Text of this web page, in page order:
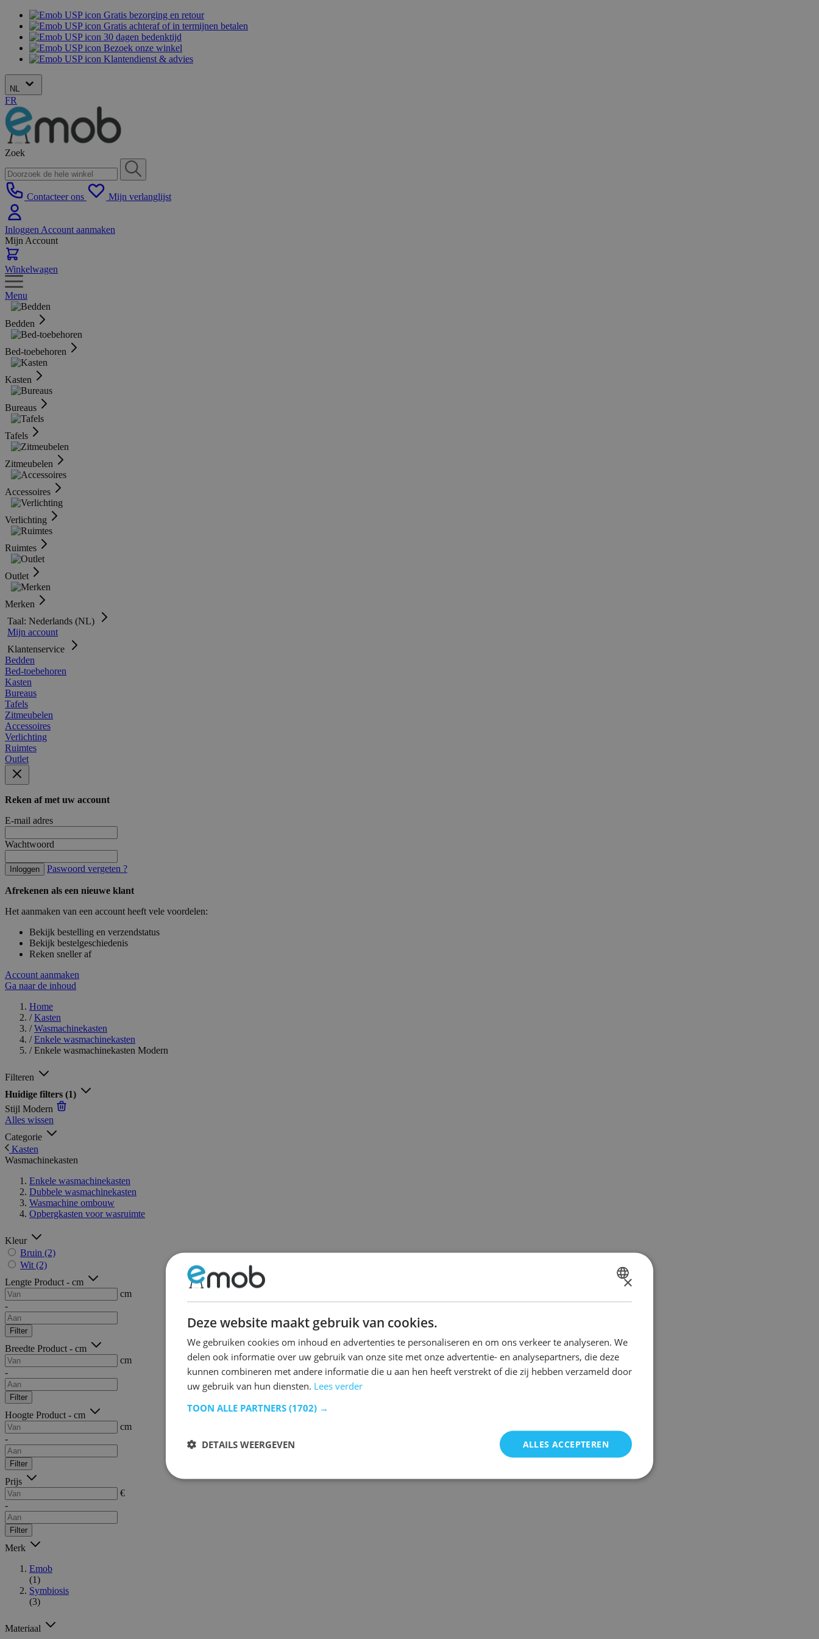
Gratis bezorging en retour
Gratis achteraf of in termijnen betalen
30 dagen bedenktijd
Bezoek onze winkel
Klantendienst & advies
NL
FR
Zoek
Contacteer ons Mijn verlanglijst
Inloggen Account aanmaken
Mijn Account
Winkelwagen
Menu
Bedden
Bed-toebehoren
Kasten
Bureaus
Tafels
Zitmeubelen
Accessoires
Verlichting
Ruimtes
Outlet
Merken
Taal: Nederlands (NL)
Mijn account
Klantenservice
Bedden
Bed-toebehoren
Kasten
Bureaus
Tafels
Zitmeubelen
Accessoires
Verlichting
Ruimtes
Outlet
Reken af met uw account
E-mail adres
Wachtwoord
Inloggen Paswoord vergeten ?
Afrekenen als een nieuwe klant
Het aanmaken van een account heeft vele voordelen:
Bekijk bestelling en verzendstatus
Bekijk bestelgeschiedenis
Reken sneller af
Account aanmaken
Ga naar de inhoud
Home
/ Kasten
/ Wasmachinekasten
/ Enkele wasmachinekasten
/ Enkele wasmachinekasten Modern
Filteren
Huidige filters (1)
Stijl Modern
Alles wissen
Categorie
Kasten
Wasmachinekasten
Enkele wasmachinekasten
Dubbele wasmachinekasten
Wasmachine ombouw
Opbergkasten voor wasruimte
Kleur
Bruin (2)
Wit (2)
Lengte Product - cm
cm
-
Filter
Breedte Product - cm
cm
-
Filter
Hoogte Product - cm
cm
-
Filter
Prijs
€
-
Filter
Merk
Emob
(1)
Symbiosis
(3)
Materiaal
×
Deze website maakt gebruik van cookies.
We gebruiken cookies om inhoud en advertenties te personaliseren en om ons verkeer te analyseren. We
delen ook informatie over uw gebruik van onze site met onze advertentie- en analysepartners, die deze
kunnen combineren met andere informatie die u aan hen heeft verstrekt of die zij hebben verzameld door
uw gebruik van hun diensten. Lees verder
TOON ALLE PARTNERS (1702) →
ALLES ACCEPTEREN
DETAILS WEERGEVEN